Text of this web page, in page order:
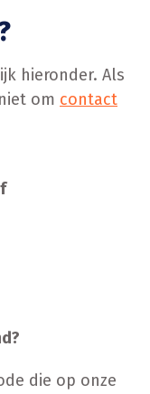
hieronder. Als
om contact
die op onze